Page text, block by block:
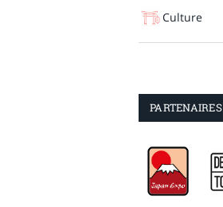
Culture
PARTENAIRES